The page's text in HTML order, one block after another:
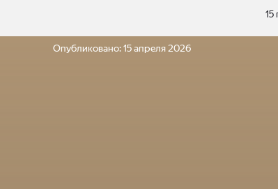
15
Опубликовано:15 апреля 2026